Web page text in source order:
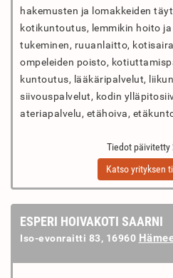
hakemusten ja lomakkeiden
kotikuntoutus, lemmikin hoito
tukeminen, ruuanlaitto,
ompeleiden poisto,
kuntoutus, lääkäripalvelut,
siivouspalvelut, kodin
ateriapalvelu, etähoiva,
Tiedot päivitetty
Katso yrityksen
ESPERI HOIVAKOTI SAARNI
Iso-evonraitti 83, 16960